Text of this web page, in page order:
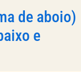
de aboio)
e